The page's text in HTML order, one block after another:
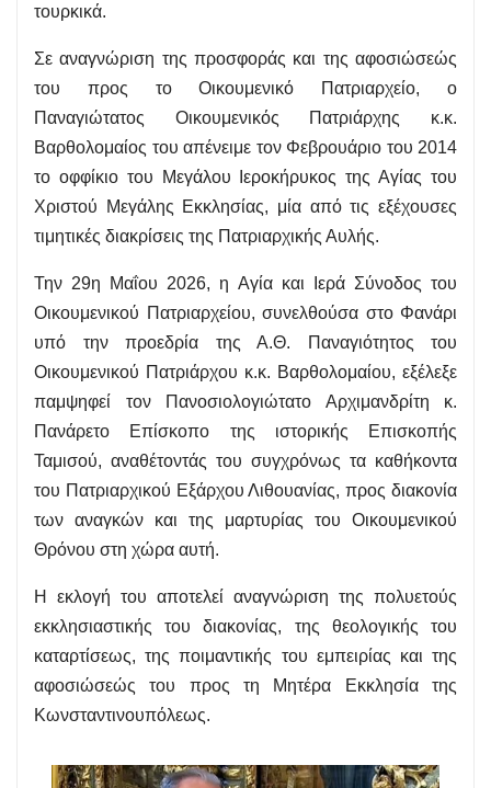
τουρκικά.
Σε αναγνώριση της προσφοράς και της αφοσιώσεώς
του προς το Οικουμενικό Πατριαρχείο, ο
Παναγιώτατος Οικουμενικός Πατριάρχης κ.κ.
Βαρθολομαίος του απένειμε τον Φεβρουάριο του 2014
το οφφίκιο του Μεγάλου Ιεροκήρυκος της Αγίας του
Χριστού Μεγάλης Εκκλησίας, μία από τις εξέχουσες
τιμητικές διακρίσεις της Πατριαρχικής Αυλής.
Την 29η Μαΐου 2026, η Αγία και Ιερά Σύνοδος του
Οικουμενικού Πατριαρχείου, συνελθούσα στο Φανάρι
υπό την προεδρία της Α.Θ. Παναγιότητος του
Οικουμενικού Πατριάρχου κ.κ. Βαρθολομαίου, εξέλεξε
παμψηφεί τον Πανοσιολογιώτατο Αρχιμανδρίτη κ.
Πανάρετο Επίσκοπο της ιστορικής Επισκοπής
Ταμισού, αναθέτοντάς του συγχρόνως τα καθήκοντα
του Πατριαρχικού Εξάρχου Λιθουανίας, προς διακονία
των αναγκών και της μαρτυρίας του Οικουμενικού
Θρόνου στη χώρα αυτή.
Η εκλογή του αποτελεί αναγνώριση της πολυετούς
εκκλησιαστικής του διακονίας, της θεολογικής του
καταρτίσεως, της ποιμαντικής του εμπειρίας και της
αφοσιώσεώς του προς τη Μητέρα Εκκλησία της
Κωνσταντινουπόλεως.